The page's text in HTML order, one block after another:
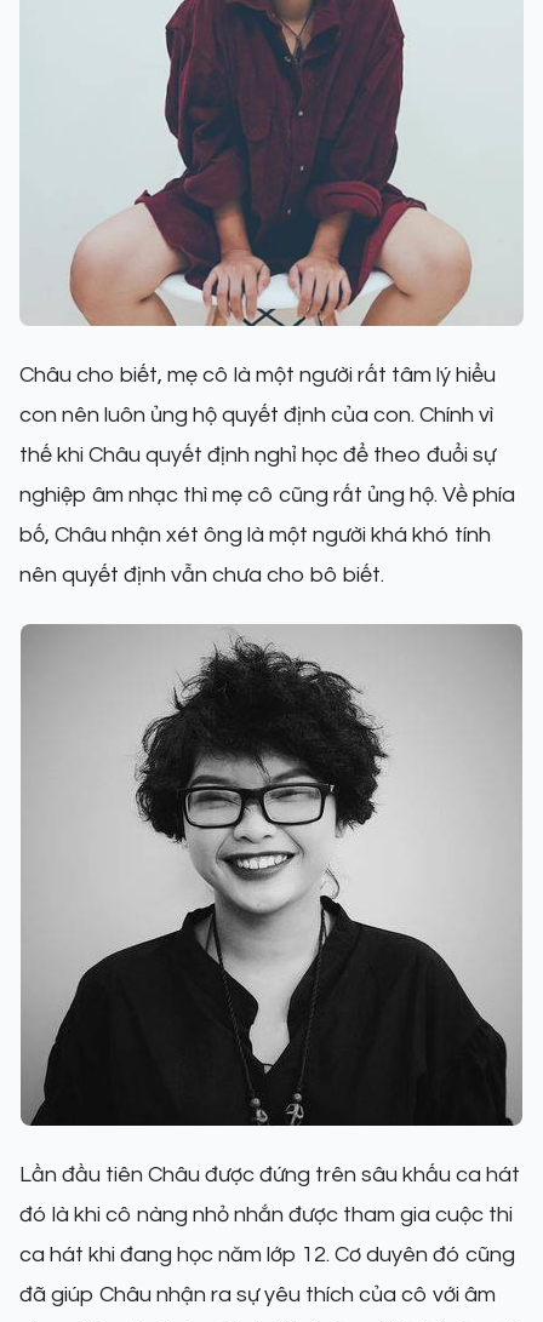
Châu cho biết, mẹ cô là một người rất tâm lý hiểu
con nên luôn ủng hộ quyết định của con. Chính vì
thế khi Châu quyết định nghỉ học để theo đuổi sự
nghiệp âm nhạc thì mẹ cô cũng rất ủng hộ. Về phía
bố, Châu nhận xét ông là một người khá khó tính
nên quyết định vẫn chưa cho bô biết.
Lần đầu tiên Châu được đứng trên sâu khấu ca hát
đó là khi cô nàng nhỏ nhắn được tham gia cuộc thi
ca hát khi đang học năm lớp 12. Cơ duyên đó cũng
đã giúp Châu nhận ra sự yêu thích của cô với âm